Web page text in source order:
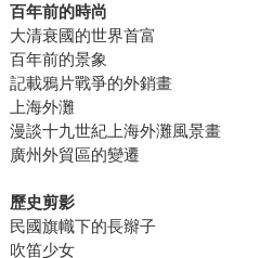
百年前的時尚
大清衰國的世界首富
百年前的景象
記載鴉片戰爭的外銷畫
上海外灘
漫談十九世紀上海外灘風景畫
廣州外貿區的變遷
歷史剪影
民國旗幟下的長辮子
吹笛少女